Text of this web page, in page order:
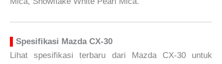
Spesifikasi Mazda CX-30
Lihat spesifikasi terbaru dari Mazda CX-30 untuk